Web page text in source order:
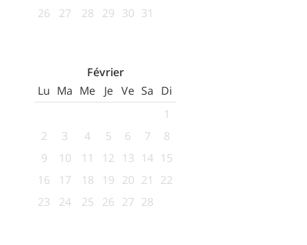
26
27 28 29 30 31
Février
Lu Ma Me Je Ve Sa Di
1
2
3 4 5 6 7
8
9
10 11 12 13 14 15
16
17 18 19 20 21
22
23
24 25 26 27 28